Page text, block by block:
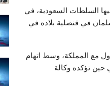
السلطات السعودية، في
في قنصلية بلاده في
مع المملكة، وسط اتهام
حين تؤكده وكالة